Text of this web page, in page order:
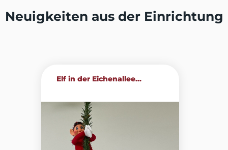
Neuigkeiten aus der Einrichtung
Elf in der Eichenallee...